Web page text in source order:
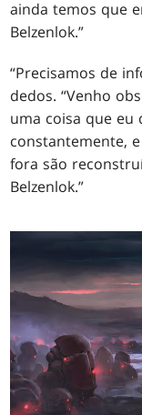
ainda temos que
Belzenlok.”
“Precisamos de
dedos. “Venho
uma coisa que eu
constantemente,
fora são
Belzenlok.”